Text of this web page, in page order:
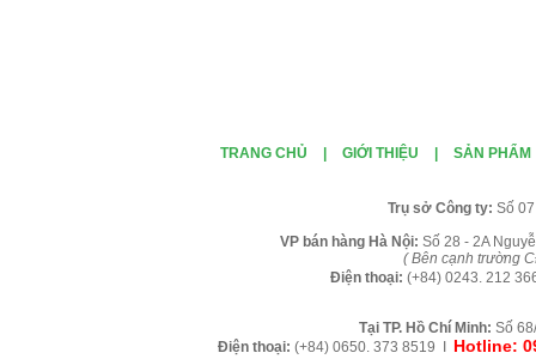
TRANG CHỦ GIỚI THIỆU SẢN PHẨM
Trụ sở Công ty: Số
VP bán hàng Hà Nội: Số 28 - 2A
( Bên cạnh trường
Điện thoại: (+84) 0243. 212
Tại TP. H ồ Chí Minh: Số
Điện thoại: (+84) 0650. 373 8519 I Hotline: